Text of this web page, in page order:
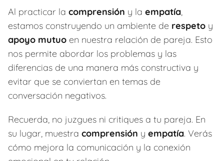
Al practicar la comprensión y la empatía,
estamos construyendo un ambiente de respeto y
apoyo mutuo en nuestra relación de pareja. Esto
nos permite abordar los problemas y las
diferencias de una manera más constructiva y
evitar que se conviertan en temas de
conversación negativos.
Recuerda, no juzgues ni critiques a tu pareja. En
su lugar, muestra comprensión y empatía. Verás
cómo mejora la comunicación y la conexión